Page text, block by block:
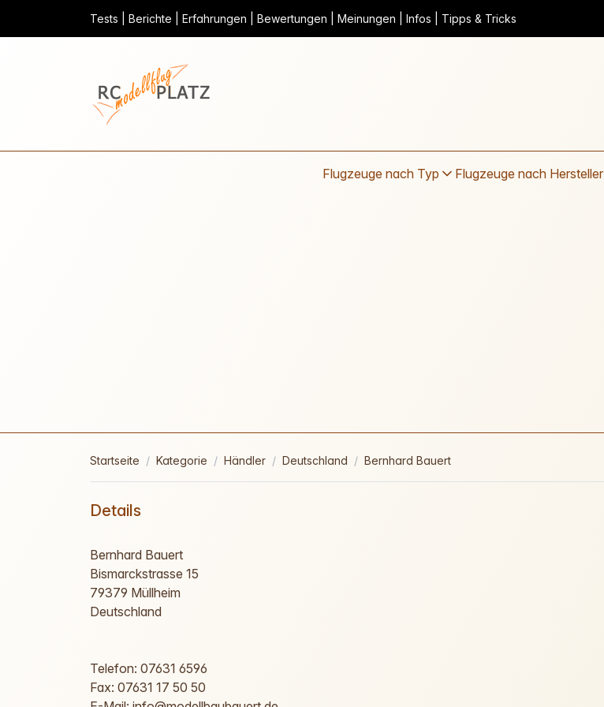
Tests | Berichte | Erfahrungen | Bewertungen | Meinungen | Infos | Tipps & Tricks
Flugzeuge nach Typ Flugzeuge nach Hersteller
Startseite Kategorie Händler Deutschland Bernhard Bauert
Details
Bernhard Bauert
Bismarckstrasse 15
79379 Müllheim
Deutschland
Telefon: 07631 6596
Fax: 07631 17 50 50